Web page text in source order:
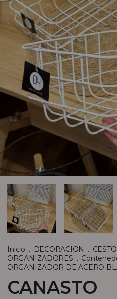
Inicio . DECORACION .
ORGANIZADORES .
ORGANIZADOR DE ACERO
CANASTO